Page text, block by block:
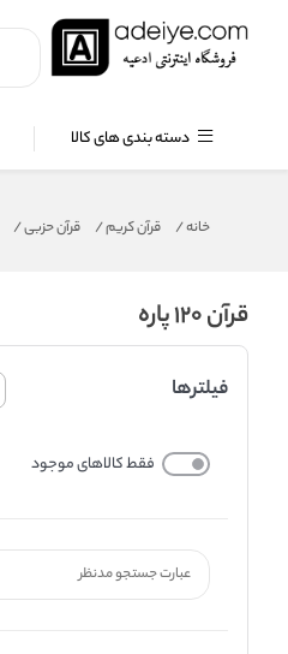
دسته بندی های کالا
خانه/ قرآن کریم/ قرآن حزبی/
قرآن 120 پاره
فیلترها
فقط کالاهای موجود